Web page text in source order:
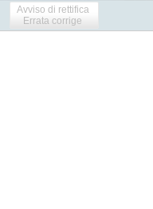
Avviso di rettifica
Errata corrige